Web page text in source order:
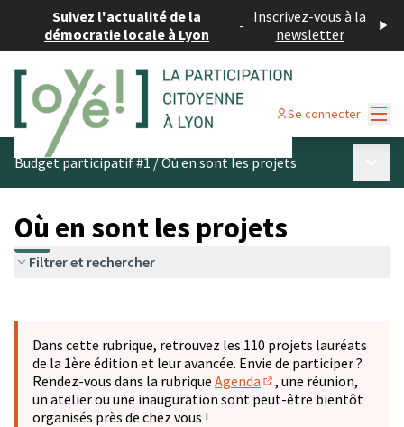
Suivez l'actualité de la
démocratie locale à Lyon
- Inscrivez-vous à la
newsletter
Se connecter
Budget participatif #1/Où en sont les projets
Où en sont les projets
Filtrer et rechercher
−
Dans cette rubrique, retrouvez les 110 projets lauréats
de la 1ère édition et leur avancée. Envie de participer ?
Rendez-vous dans la rubrique Agenda
(S'ouvre dans un
, une réunion,
un atelier ou une inauguration sont peut-être bientôt
organisés près de chez vous !